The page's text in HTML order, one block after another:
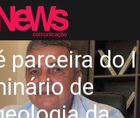
parceira do I
de